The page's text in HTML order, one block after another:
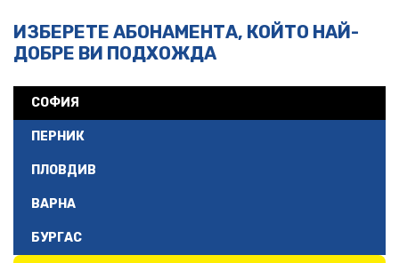
ИЗБЕРЕТЕ АБОНАМЕНТА, КОЙТО НАЙ-
ДОБРЕ ВИ ПОДХОЖДА
СОФИЯ
ПЕРНИК
ПЛОВДИВ
ВАРНА
БУРГАС